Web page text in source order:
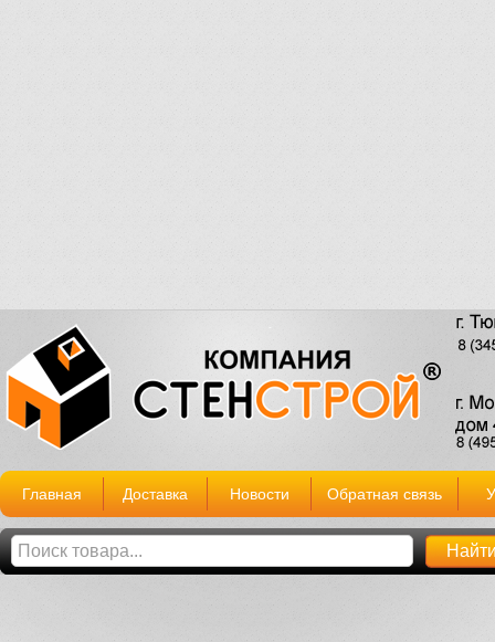
Главная Доставка Новости Обратная связь